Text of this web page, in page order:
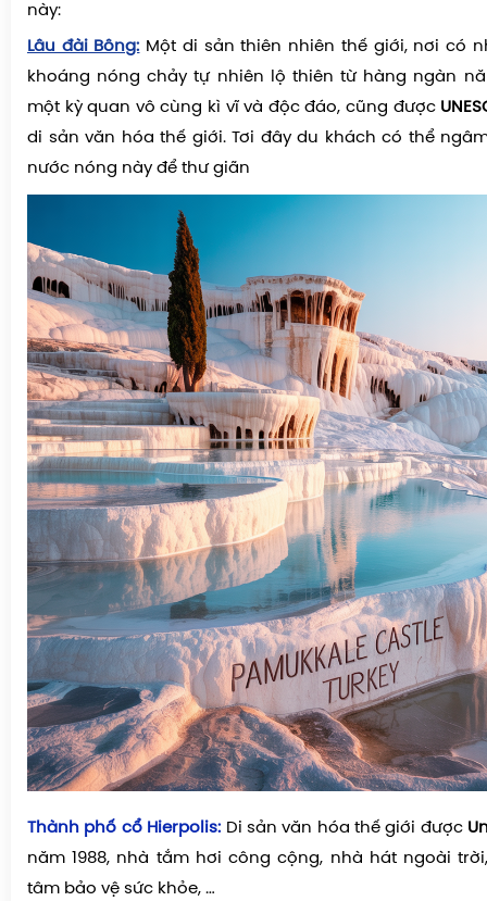
này:
Lâu đài Bông: Một di sản thiên nhiên thế giới, nơi có
khoáng nóng chảy tự nhiên lộ thiên từ hàng ngàn
một kỳ quan vô cùng kì vĩ và độc đáo, cũng được
di sản văn hóa thế giới. Tơi đây du khách có thể
nước nóng này để thư giãn
Thành phố cổ Hierpolis: Di sản văn hóa thế giới được
năm 1988, nhà tắm hơi công cộng, nhà hát ngoài
tâm bảo vệ sức khỏe, …